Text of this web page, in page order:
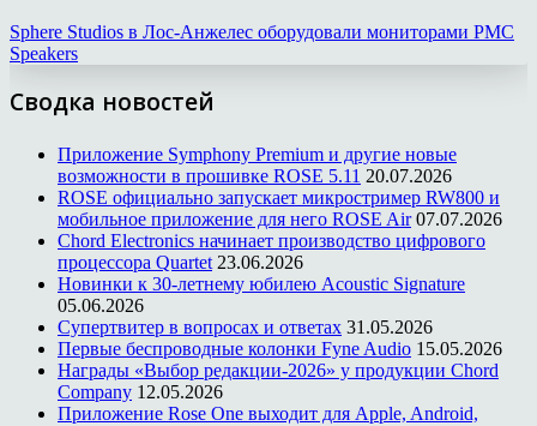
Sphere Studios в Лос-Анжелес оборудовали мониторами PMC
Speakers
Сводка новостей
Приложение Symphony Premium и другие новые
возможности в прошивке ROSE 5.11 20.07.2026
ROSE официально запускает микростример RW800 и
мобильное приложение для него ROSE Air 07.07.2026
Chord Electronics начинает производство цифрового
процессора Quartet 23.06.2026
Новинки к 30-летнему юбилею Acoustic Signature
05.06.2026
Супертвитер в вопросах и ответах 31.05.2026
Первые беспроводные колонки Fyne Audio 15.05.2026
Награды «Выбор редакции-2026» у продукции Chord
Company 12.05.2026
Приложение Rose One выходит для Apple, Android,